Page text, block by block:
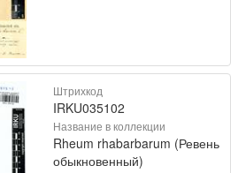
Штрихкод
IRKU035102
Название в коллекции
Rheum rhabarbarum (Ревень
обыкновенный)